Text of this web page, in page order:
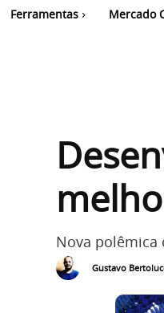
Ferramentas Mercado
Nova polêmica
Gustavo